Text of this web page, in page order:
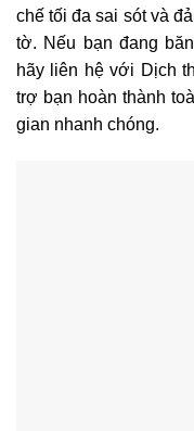
chế tối đa sai sót và
tờ. Nếu bạn đang
hãy liên hệ với Dịch
trợ bạn hoàn thành
gian nhanh chóng.